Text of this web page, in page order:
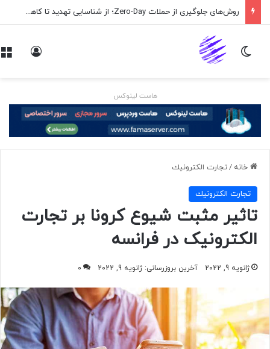
روش‌های جلوگیری از حملات Zero-Day؛ از شناسایی تهدید تا کاهش ریسک
تغییر پوسته
هاست لینوکس
خانه /تجارت الكترونيك
تجارت الكترونيك
تاثیر مثبت شیوع کرونا بر تجارت
الکترونیک در فرانسه
ژانویه 9, 2022 آخرین بروزرسانی: ژانویه 9, 2022 0